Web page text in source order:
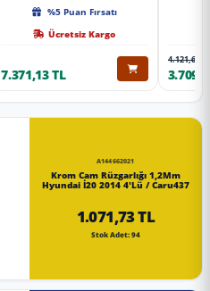
%5 Puan Fırsatı
Ücretsiz Kargo
7.371,13 TL
4.121,65 TL
A144662021
Krom Cam Rüzgarlığı 1,2Mm
Hyundai İ20 2014 4'Lü / Caru437
1.071,73 TL
Stok Adet: 94